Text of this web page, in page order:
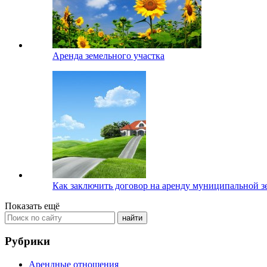
Аренда земельного участка
Как заключить договор на аренду муниципальной
Показать ещё
Рубрики
Арендные отношения